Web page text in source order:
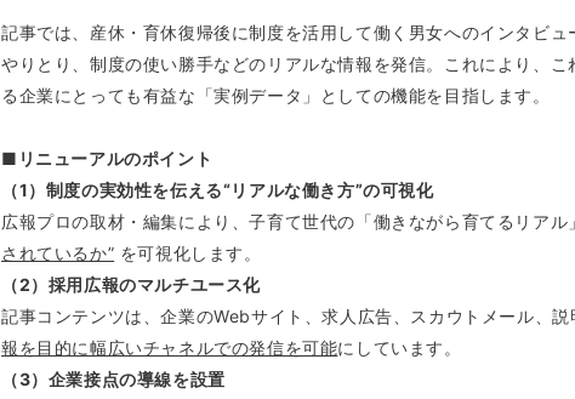
記事では、産休・育休復帰後に制度を活用して働く男女へのインタビ
やりとり、制度の使い勝手などのリアルな情報を発信。これにより、
る企業にとっても有益な「実例データ」としての機能を目指します。
■リニューアルのポイント
（1）制度の実効性を伝える“リアルな働き方”の可視化
広報プロの取材・編集により、子育て世代の「働きながら育てるリア
されているか” を可視化します。
（2）採用広報のマルチユース化
記事コンテンツは、企業のWebサイト、求人広告、スカウトメール、
報を目的に幅広いチャネルでの発信を可能にしています。
（3）企業接点の導線を設置